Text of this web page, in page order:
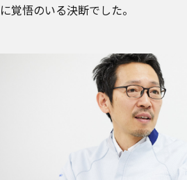
に覚悟のいる決断でした。